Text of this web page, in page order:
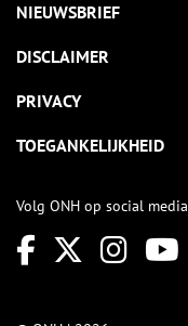
NIEUWSBRIEF
DISCLAIMER
PRIVACY
TOEGANKELIJKHEID
Volg ONH op social media